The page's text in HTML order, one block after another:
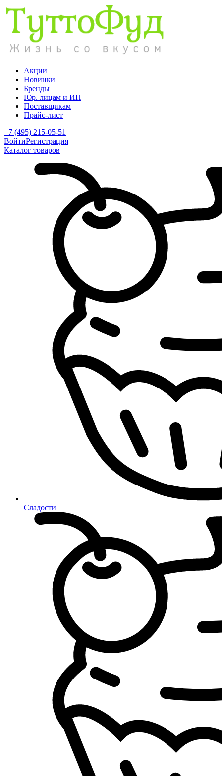
Акции
Новинки
Бренды
Юр. лицам и ИП
Поставщикам
Прайс-лист
+7 (495) 215-05-51
ВойтиРегистрация
Каталог товаров
Сладости